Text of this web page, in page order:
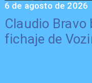
Claudio
fichaje de
6 de agosto de 2026